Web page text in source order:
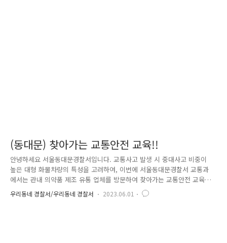
(동대문) 찾아가는 교통안전 교육!!
안녕하세요 서울동대문경찰서입니다. 교통사고 발생 시 중대사고 비중이
높은 대형 화물차량의 특성을 고려하여, 이번에 서울동대문경찰서 교통과
에서는 관내 의약품 제조 유통 업체를 방문하여 찾아가는 교통안전 교육을
실시했습니다!! 시청각 자료를 이용하여 최근 개정 시행 중인 우회전 통행
방법, 화물차 관련 주요 도로교통법 위반 사례 등을 소개하고 화물차 사각
우리동네 경찰서/우리동네 경찰서 2023.06.01